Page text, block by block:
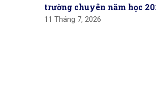
trường chuyên năm học
11 Tháng 7, 2026